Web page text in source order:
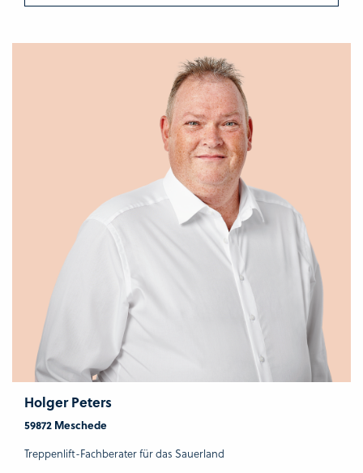
Holger Peters
59872 Meschede
Treppenlift-Fachberater für das Sauerland